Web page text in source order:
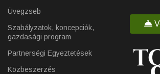
Üvegzseb
Szabályzatok, koncepciók,
gazdasági program
Partnerségi Egyeztetések
Közbeszerzés